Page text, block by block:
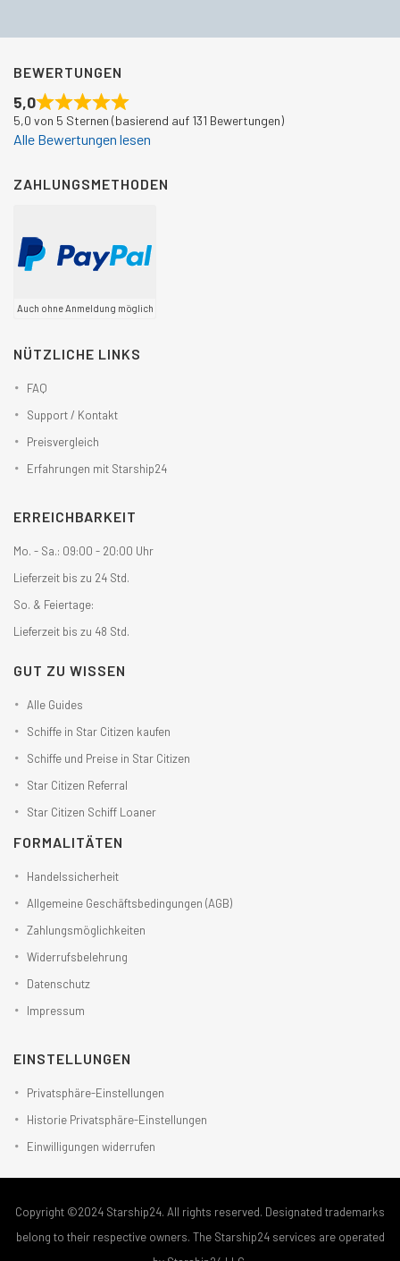
BEWERTUNGEN
5,0
5,0 von 5 Sternen (basierend auf 131 Bewertungen)
Alle Bewertungen lesen
ZAHLUNGSMETHODEN
Auch ohne Anmeldung möglich
NÜTZLICHE LINKS
FAQ
Support / Kontakt
Preisvergleich
Erfahrungen mit Starship24
ERREICHBARKEIT
Mo. - Sa.: 09:00 - 20:00 Uhr
Lieferzeit bis zu 24 Std.
So. & Feiertage:
Lieferzeit bis zu 48 Std.
GUT ZU WISSEN
Alle Guides
Schiffe in Star Citizen kaufen
Schiffe und Preise in Star Citizen
Star Citizen Referral
Star Citizen Schiff Loaner
FORMALITÄTEN
Handelssicherheit
Allgemeine Geschäftsbedingungen (AGB)
Zahlungsmöglichkeiten
Widerrufsbelehrung
Datenschutz
Impressum
EINSTELLUNGEN
Privatsphäre-Einstellungen
Historie Privatsphäre-Einstellungen
Einwilligungen widerrufen
Copyright ©2024 Starship24. All rights reserved. Designated trademarks
belong to their respective owners. The Starship24 services are operated